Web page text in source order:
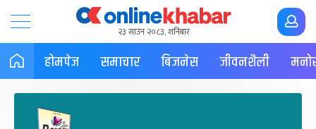
२३ साउन २०८३, शनिबार
होमपेज समाचार बिजनेस जीवनशैली